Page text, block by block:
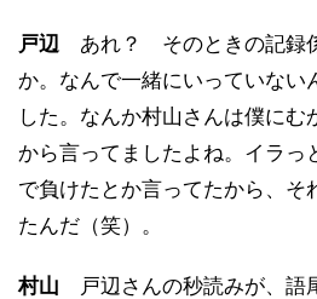
戸辺 あれ？ そのときの記録
か。なんで一緒にいっていない
した。なんか村山さんは僕にむ
から言ってましたよね。イラっ
で負けたとか言ってたから、そ
たんだ（笑）。
村山 戸辺さんの秒読みが、語